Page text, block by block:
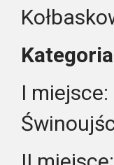
I miejsce: